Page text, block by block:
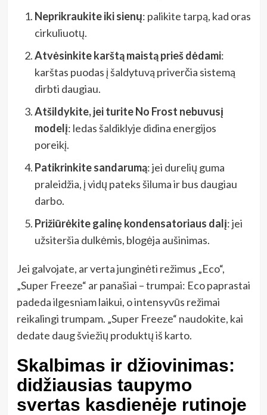
Neprikraukite iki sienų: palikite tarpą, kad oras
cirkuliuotų.
Atvėsinkite karštą maistą prieš dėdami:
karštas puodas į šaldytuvą priverčia sistemą
dirbti daugiau.
Atšildykite, jei turite No Frost nebuvusį
modelį: ledas šaldiklyje didina energijos
poreikį.
Patikrinkite sandarumą: jei durelių guma
praleidžia, į vidų pateks šiluma ir bus daugiau
darbo.
Prižiūrėkite galinę kondensatoriaus dalį: jei
užsiteršia dulkėmis, blogėja aušinimas.
Jei galvojate, ar verta junginėti režimus „Eco“,
„Super Freeze“ ar panašiai – trumpai: Eco paprastai
padeda ilgesniam laikui, o intensyvūs režimai
reikalingi trumpam. „Super Freeze“ naudokite, kai
dedate daug šviežių produktų iš karto.
Skalbimas ir džiovinimas:
didžiausias taupymo
svertas kasdienėje rutinoje